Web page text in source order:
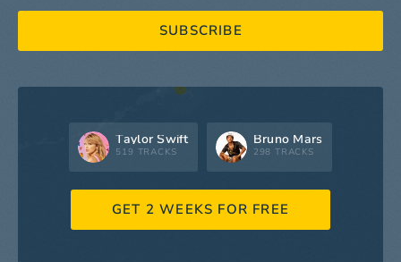
SUBSCRIBE
Taylor Swift
519 TRACKS
Bruno Mars
298 TRACKS
GET 2 WEEKS FOR FREE